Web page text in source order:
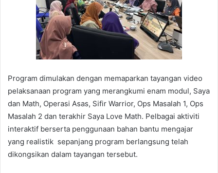
Program dimulakan dengan memaparkan tayangan video
pelaksanaan program yang merangkumi enam modul, Saya
dan Math, Operasi Asas, Sifir Warrior, Ops Masalah 1, Ops
Masalah 2 dan terakhir Saya Love Math. Pelbagai aktiviti
interaktif berserta penggunaan bahan bantu mengajar
yang realistik sepanjang program berlangsung telah
dikongsikan dalam tayangan tersebut.